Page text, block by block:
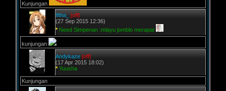
Kunjungan
Iftha_
[off]
(27 Sep 2015 12:36)
* Need Simpenan :mlayu jomblo merapat
kunjungan
Andykaze [off]
(17 Apr 2015 18:02)
* Yuusha
Kunjungan